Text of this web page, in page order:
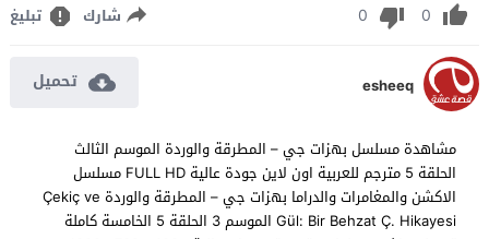
0
0 شارك تبليغ
esheeq تحميل
مشاهدة مسلسل بهزات جي – المطرقة والوردة الموسم الثالث
الحلقة 5 مترجم للعربية اون لاين جودة عالية FULL HD مسلسل
الاكشن والمغامرات والدراما بهزات جي – المطرقة والوردة Çekiç ve
Gül: Bir Behzat Ç. Hikayesi الموسم 3 الحلقة 5 الخامسة كاملة